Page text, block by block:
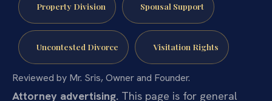
Property Division Spousal Support
Uncontested Divorce Visitation Rights
Reviewed by Mr. Sris, Owner and Founder.
Attorney advertising. This page is for general